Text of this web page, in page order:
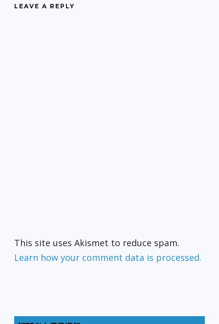
LEAVE A REPLY
This site uses Akismet to reduce spam.
Learn how your comment data is processed.